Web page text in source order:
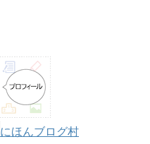
にほんブログ村